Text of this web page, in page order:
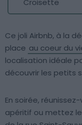
Croisette
Ce joli Airbnb, à la
place au coeur du
localisation idéale
découvrir les petits
En soirée,
apéritif ou mettez